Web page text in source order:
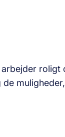
roligt